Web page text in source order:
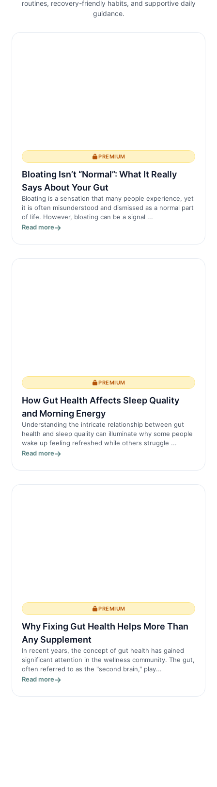
Durante il giorno, mentre stiamo in piedi e
seduti, le forze gravitazionali compri...
routines, recovery-friendly habits, and supportive daily
guidance.
PREMIUM
Bloating Isn’t “Normal”: What It Really
Says About Your Gut
Bloating is a sensation that many people experience, yet
it is often misunderstood and dismissed as a normal part
of life. However, bloating can be a signal ...
Read more
PREMIUM
How Gut Health Affects Sleep Quality
and Morning Energy
Understanding the intricate relationship between gut
health and sleep quality can illuminate why some people
wake up feeling refreshed while others struggle ...
Read more
PREMIUM
Why Fixing Gut Health Helps More Than
Any Supplement
In recent years, the concept of gut health has gained
significant attention in the wellness community. The gut,
often referred to as the "second brain," play...
Read more